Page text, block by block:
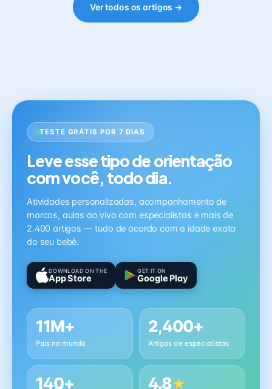
Ver todos os artigos →
TESTE GRÁTIS POR 7 DIAS
Leve esse tipo de orientação
com você, todo dia.
Atividades personalizadas, acompanhamento de
marcos, aulas ao vivo com especialistas e mais de
2.400 artigos — tudo de acordo com a idade exata
do seu bebê.
DOWNLOAD ON THE
App Store
GET IT ON
Google Play
11M+
Pais no mundo
2,400+
Artigos de especialistas
140+ 4.8★